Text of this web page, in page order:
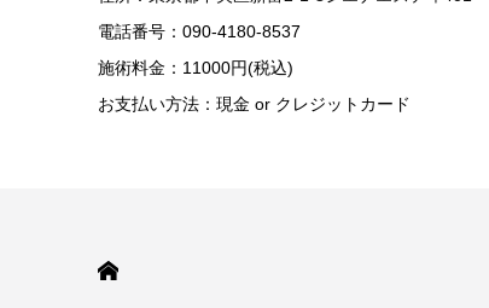
電話番号：090-4180-8537
施術料金：11000円(税込)
お支払い方法：現金 or クレジットカード